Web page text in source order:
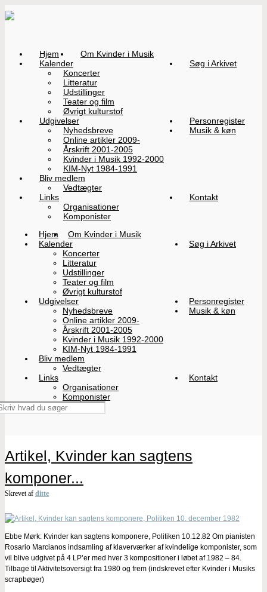
Hjem
Om Kvinder i Musik
Kalender
Koncerter
Litteratur
Udstillinger
Teater og film
Øvrigt kulturstof
Søg i Arkivet
Udgivelser
Nyhedsbreve
Online artikler 2009-
Årskrift 2001-2005
Kvinder i Musik 1992-2000
KIM-Nyt 1984-1991
Personregister
Musik & køn
Bliv medlem
Vedtægter
Links
Organisationer
Komponister
Kontakt
Hjem
Om Kvinder i Musik
Kalender
Koncerter
Litteratur
Udstillinger
Teater og film
Øvrigt kulturstof
Søg i Arkivet
Udgivelser
Nyhedsbreve
Online artikler 2009-
Årskrift 2001-2005
Kvinder i Musik 1992-2000
KIM-Nyt 1984-1991
Personregister
Musik & køn
Bliv medlem
Vedtægter
Links
Organisationer
Komponister
Kontakt
Artikel, Kvinder kan sagtens
komponer...
Skrevet af ditte
Ebbe Mørk: Kvinder kan sagtens komponere, Politiken 10.12.82 Om pianisten
Rosario Marcianos indsamling af klaverværker af kvindelige komponister, som
vil blive udgivet på 4 LP’er med hver 3 kompositioner i løbet af 1982 – 84.
Tilbage til Aktivitetsoversigt fra 1980 og frem (indskrevet efter Kvinder i Musiks
scrapbøger)